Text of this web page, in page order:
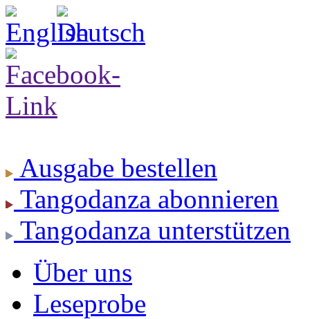
Ausgabe bestellen
Tangodanza abonnieren
Tangodanza unterstützen
Über uns
Leseprobe